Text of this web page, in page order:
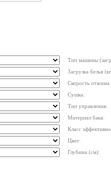
Тип машины
Загрузка белья
Скорость отжима
Сушка:
Тип управления:
Материал бака:
Класс
Цвет:
Глубина (см):